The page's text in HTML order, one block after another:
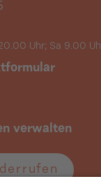
Uhr; Sa 9.00
verwalten